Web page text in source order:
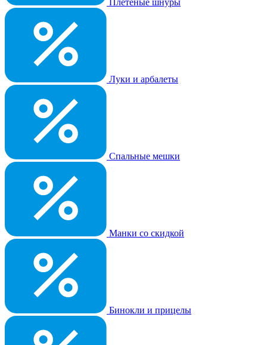
Плетеные шнуры
Луки и арбалеты
Спальные мешки
Манки со скидкой
Бинокли и прицелы